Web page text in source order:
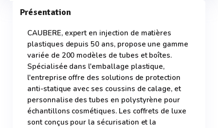
Présentation
CAUBERE, expert en injection de matières
plastiques depuis 50 ans, propose une gamme
variée de 200 modèles de tubes et boîtes.
Spécialisée dans l'emballage plastique,
l'entreprise offre des solutions de protection
anti-statique avec ses coussins de calage, et
personnalise des tubes en polystyrène pour
échantillons cosmétiques. Les coffrets de luxe
sont conçus pour la sécurisation et la